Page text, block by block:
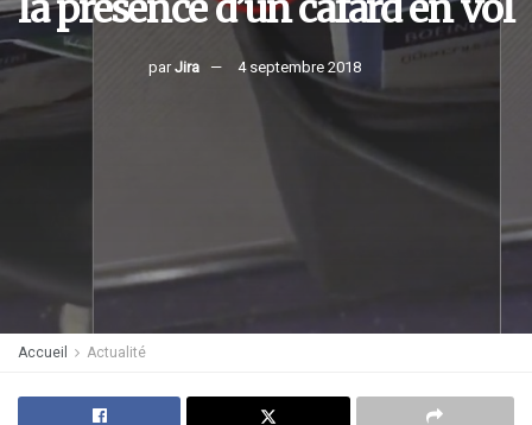
la présence d’un cafard en vol
par Jira 4 septembre 2018
Accueil Actualité